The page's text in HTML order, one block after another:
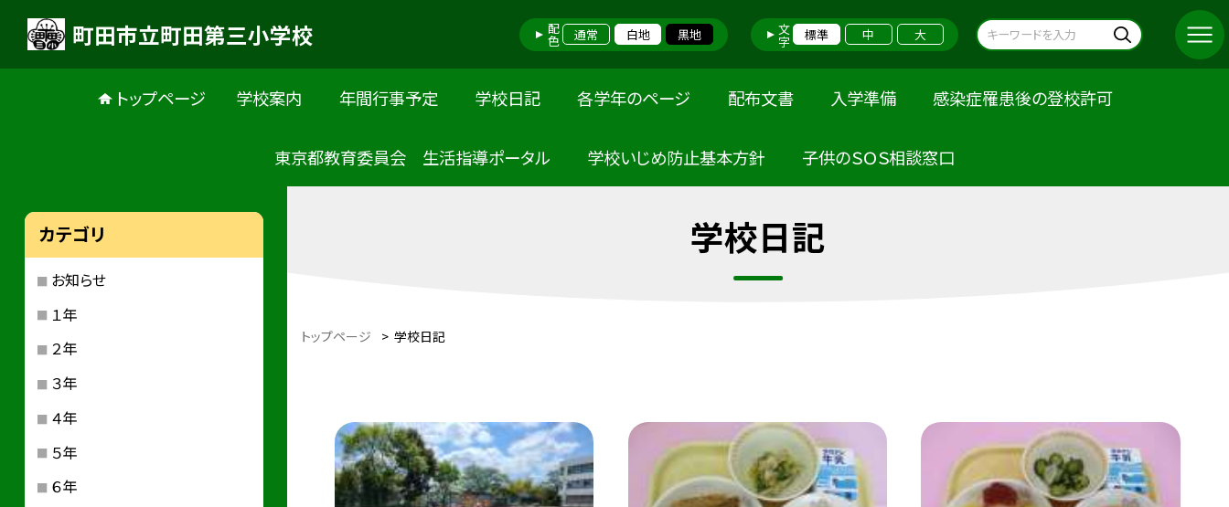
町田市立町田第三小学校 配色 通常 白地 黒地 文字 標準 中 大
トップページ 学校案内 年間行事予定 学校日記 各学年のページ 配布文書 入学準備 感染症罹患後の登校許可
東京都教育委員会 生活指導ポータル 学校いじめ防止基本方針 子供のＳＯＳ相談窓口
学校日記
トップページ > 学校日記
カテゴリ
お知らせ
１年
２年
３年
４年
５年
６年